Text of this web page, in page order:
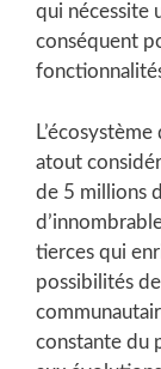
qui nécessite
conséquent
atout
de 5 millions
tierces qui
possibilités
constante du